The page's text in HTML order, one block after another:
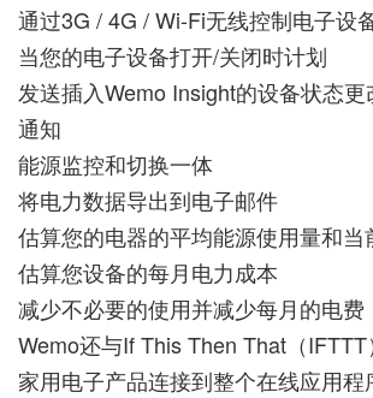
通过3G / 4G / Wi-Fi无线控制电子设
当您的电子设备打开/关闭时计划
发送插入Wemo Insight的设备状态
通知
能源监控和切换一体
将电力数据导出到电子邮件
估算您的电器的平均能源使用量和当
估算您设备的每月电力成本
减少不必要的使用并减少每月的电费
Wemo还与If This Then That（
家用电子产品连接到整个在线应用程